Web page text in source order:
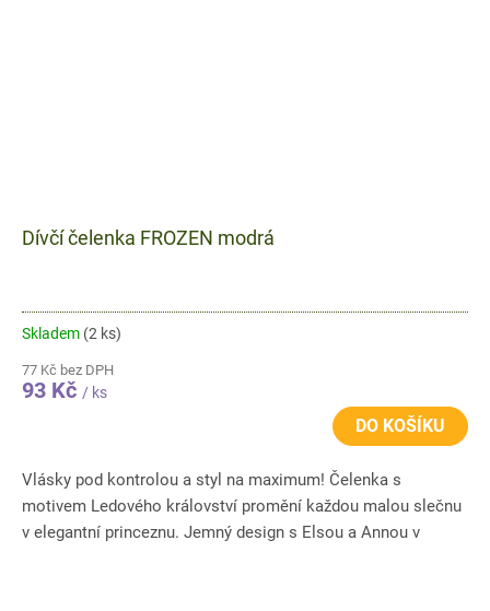
Dívčí čelenka FROZEN modrá
Skladem (2 ks)
77 Kč bez DPH
93 Kč / ks
DO KOŠÍKU
Vlásky pod kontrolou a styl na maximum! Čelenka s
motivem Ledového království promění každou malou slečnu
v elegantní princeznu. Jemný design s Elsou a Annou v